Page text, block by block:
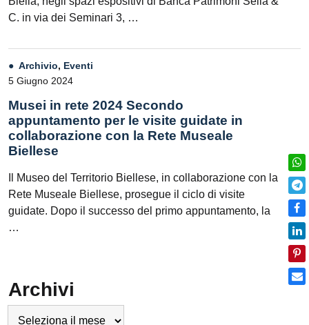
C. in via dei Seminari 3, …
Archivio, Eventi
5 Giugno 2024
Musei in rete 2024 Secondo
appuntamento per le visite guidate in
collaborazione con la Rete Museale
Biellese
Il Museo del Territorio Biellese, in collaborazione con la
Rete Museale Biellese, prosegue il ciclo di visite
guidate. Dopo il successo del primo appuntamento, la
…
Archivi